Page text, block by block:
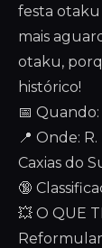
festa otaku
mais
otaku,
histórico!
📅
📍 Onde:
Caxias do
🔞
💥 O QUE